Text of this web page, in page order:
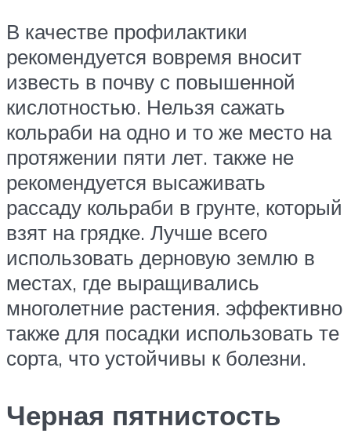
В качестве профилактики
рекомендуется вовремя вносит
известь в почву с повышенной
кислотностью. Нельзя сажать
кольраби на одно и то же место на
протяжении пяти лет. также не
рекомендуется высаживать
рассаду кольраби в грунте, который
взят на грядке. Лучше всего
использовать дерновую землю в
местах, где выращивались
многолетние растения. эффективно
также для посадки использовать те
сорта, что устойчивы к болезни.
Черная пятнистость